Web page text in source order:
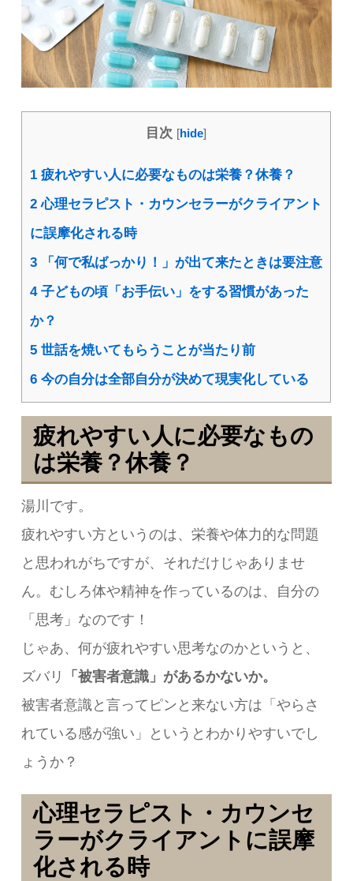
目次 [hide]
1 疲れやすい人に必要なものは栄養？休養？
2 心理セラピスト・カウンセラーがクライアント
に誤摩化される時
3 「何で私ばっかり！」が出て来たときは要注意
4子どもの頃「お手伝い」をする習慣があった
か？
5 世話を焼いてもらうことが当たり前
6 今の自分は全部自分が決めて現実化している
疲れやすい人に必要なもの
は栄養？休養？
湯川です。
疲れやすい方というのは、栄養や体力的な問題
と思われがちですが、それだけじゃありませ
ん。むしろ体や精神を作っているのは、自分の
「思考」なのです！
じゃあ、何が疲れやすい思考なのかというと、
ズバリ
「被害者意識」があるかないか。
被害者意識と言ってピンと来ない方は「やらさ
れている感が強い」というとわかりやすいでし
ょうか？
心理セラピスト・カウンセ
ラーがクライアントに誤摩
化される時